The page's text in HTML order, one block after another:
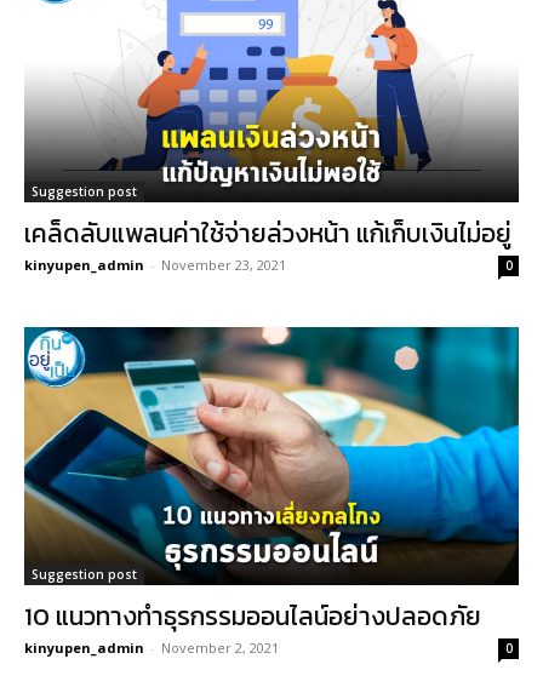
Suggestion post
เคล็ดลับแพลนค่าใช้จ่ายล่วงหน้า แก้เก็บเงินไม่อยู่
kinyupen_admin - November 23, 2021 0
Suggestion post
10 แนวทางทำธุรกรรมออนไลน์อย่างปลอดภัย
kinyupen_admin - November 2, 2021 0